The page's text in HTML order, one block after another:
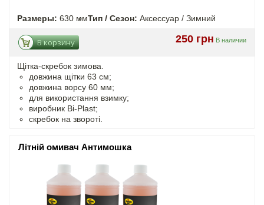
Размеры: 630 ммТип / Сезон: Аксессуар / Зимний
250 грн В наличии
В корзину
Щітка-скребок зимова.
довжина щітки 63 см;
довжина ворсу 60 мм;
для використання взимку;
виробник Bi-Plast;
скребок на звороті.
Літній омивач Антимошка